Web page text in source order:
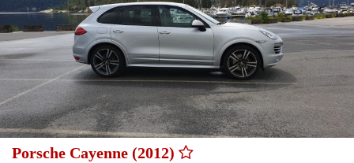
Porsche Cayenne (2012)